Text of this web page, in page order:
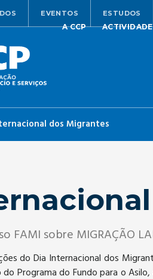
EVENTOS ESTUDOS
A CCP
dos Migrantes
FAMI sobre MIGRAÇÃO
do Dia Internacional dos
Programa do Fundo para o